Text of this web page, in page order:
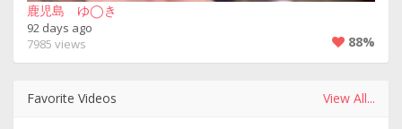
鹿児島 ゆ◯き
92 days ago
7985 views
88%
Favorite Videos View All...